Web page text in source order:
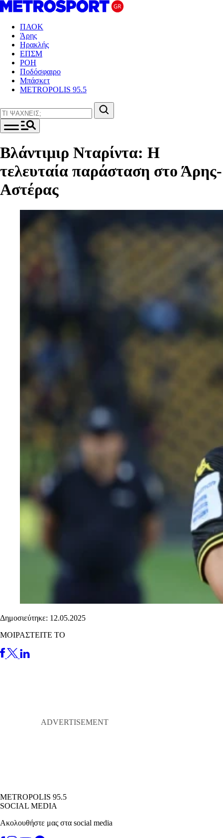
ΠΑΟΚ
Άρης
Ηρακλής
ΕΠΣΜ
ΡΟΗ
Ποδόσφαιρο
Μπάσκετ
METROPOLIS 95.5
Βλάντιμιρ Νταρίντα: Η
τελευταία παράσταση στο Άρης-
Αστέρας
Δημοσιεύτηκε: 12.05.2025
ΜΟΙΡΑΣΤΕΙΤΕ ΤΟ
METROPOLIS 95.5
SOCIAL MEDIA
Ακολουθήστε μας στα social media